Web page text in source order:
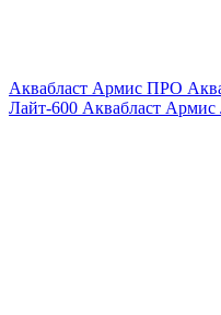
Аквабласт Армис ПРО
Лайт-600 Аквабласт Армис